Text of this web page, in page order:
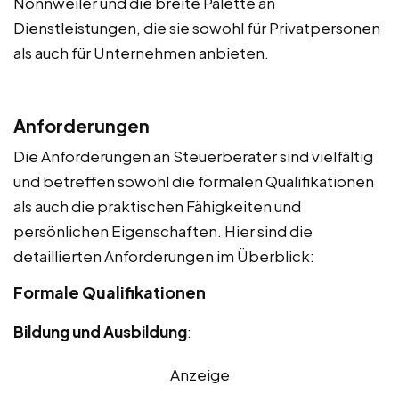
Dienstleistungen, die sie sowohl für Privatpersonen
als auch für Unternehmen anbieten.
Anforderungen
Die Anforderungen an Steuerberater sind vielfältig
und betreffen sowohl die formalen Qualifikationen
als auch die praktischen Fähigkeiten und
persönlichen Eigenschaften. Hier sind die
detaillierten Anforderungen im Überblick:
Formale Qualifikationen
Bildung und Ausbildung:
Anzeige